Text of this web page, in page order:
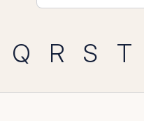
Q R S T